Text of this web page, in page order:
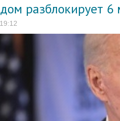
разблокирует